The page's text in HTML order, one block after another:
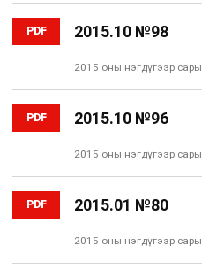
PDF 2015.10 №98
2015 оны нэгдүгээр
PDF 2015.10 №96
2015 оны нэгдүгээр
PDF 2015.01 №80
2015 оны нэгдүгээр